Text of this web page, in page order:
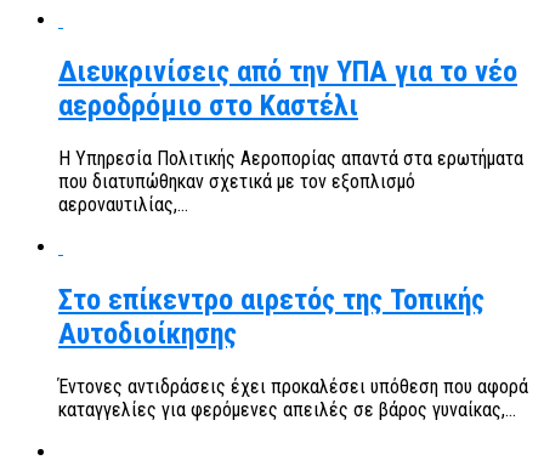
Διευκρινίσεις από την ΥΠΑ για το νέο
αεροδρόμιο στο Καστέλι
Η Υπηρεσία Πολιτικής Αεροπορίας απαντά στα ερωτήματα
που διατυπώθηκαν σχετικά με τον εξοπλισμό
αεροναυτιλίας,...
Στο επίκεντρο αιρετός της Τοπικής
Αυτοδιοίκησης
Έντονες αντιδράσεις έχει προκαλέσει υπόθεση που αφορά
καταγγελίες για φερόμενες απειλές σε βάρος γυναίκας,...